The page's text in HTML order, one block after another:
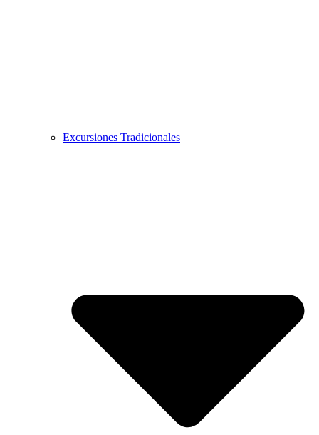
Excursiones Tradicionales